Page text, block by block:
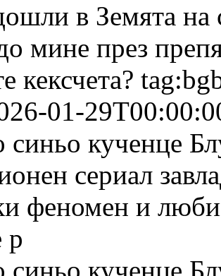
в Земята
мине през
кексчета?
01-
кученце
сериал
феномен и
р